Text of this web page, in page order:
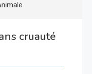
cruauté